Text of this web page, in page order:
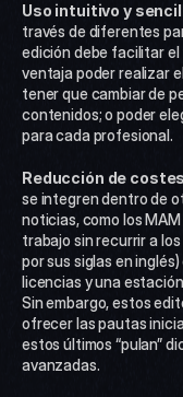
Uso intuitivo y
través de diferentes
edición debe facilitar el
ventaja poder realizar
tener que cambiar de
contenidos; o poder
para cada profesional.
Reducción de
se integren dentro de
noticias, como los
trabajo sin recurrir a
por sus siglas en
licencias y una
Sin embargo, estos
ofrecer las pautas
estos últimos “pulan”
avanzadas.